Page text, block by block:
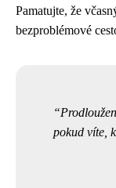
Pamatujte, že
bezproblémové
pokud víte,